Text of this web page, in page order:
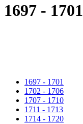
1697 - 1701
1697 - 1701
1702 - 1706
1707 - 1710
1711 - 1713
1714 - 1720